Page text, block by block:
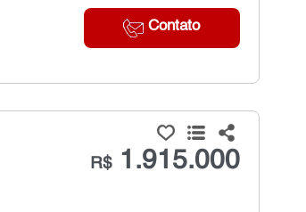
Contato
R$1.915.000